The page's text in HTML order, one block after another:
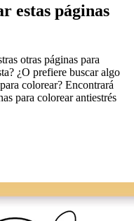
estas páginas
otras páginas para
¿O prefiere buscar algo
colorear? Encontrará
para colorear antiestrés